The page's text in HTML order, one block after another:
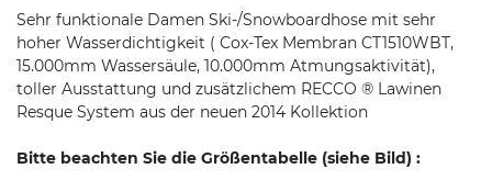
Sehr funktionale Damen Ski-/Snowboardhose mit sehr
hoher Wasserdichtigkeit ( Cox-Tex Membran CT1510WBT,
15.000mm Wassersäule, 10.000mm Atmungsaktivität),
toller Ausstattung und zusätzlichem RECCO ® Lawinen
Resque System aus der neuen 2014 Kollektion
Bitte beachten Sie die Größentabelle (siehe Bild) :